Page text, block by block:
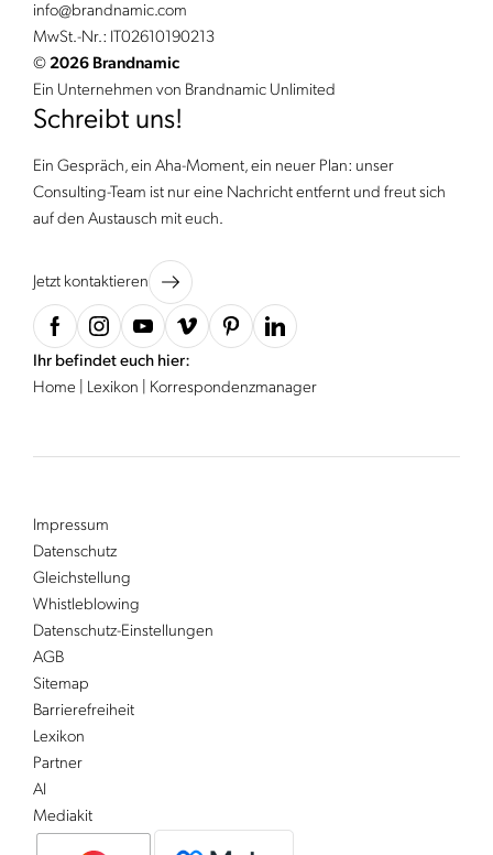
info@brandnamic.com
MwSt.-Nr.: IT02610190213
© 2026 Brandnamic
Ein Unternehmen von Brandnamic Unlimited
Schreibt uns!
Ein Gespräch, ein Aha-Moment, ein neuer Plan: unser
Consulting-Team ist nur eine Nachricht entfernt und freut sich
auf den Austausch mit euch.
Jetzt kontaktieren
Ihr befindet euch hier:
Home
Lexikon Korrespondenzmanager
Impressum
Datenschutz
Gleichstellung
Whistleblowing
Datenschutz-Einstellungen
AGB
Sitemap
Barrierefreiheit
Lexikon
Partner
AI
Mediakit